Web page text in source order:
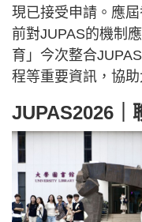
現已接受申請。應
前對JUPAS的機制
育」今次整合
程等重要資訊，協助
JUPAS2026｜